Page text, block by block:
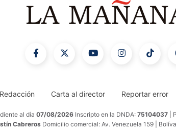
Redacción Carta al director Reportar error
al día 07/08/2026 Inscripto en la DNDA: 75104037 |
Cabreros Domicilio comercial: Av. Venezuela 159 |